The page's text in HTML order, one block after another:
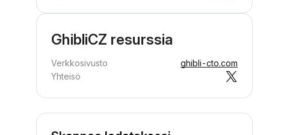
GhibliCZ resurssia
Verkkosivusto
ghibli-cto.com
Yhteisö